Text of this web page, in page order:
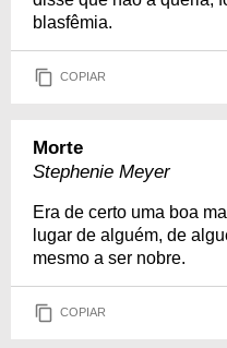
blasfêmia.
COPIAR
Morte
Stephenie Meyer
Era de certo uma boa
lugar de alguém, de
mesmo a ser nobre.
COPIAR